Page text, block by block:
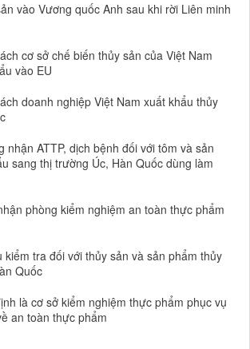
vào Vương quốc Anh sau khi rời Liên minh
cơ sở chế biến thủy sản của Việt Nam
vào EU
doanh nghiệp Việt Nam xuất khẩu thủy
nhận ATTP, dịch bệnh đối với tôm và sản
sang thị trường Úc, Hàn Quốc dùng làm
phòng kiểm nghiệm an toàn thực phẩm
kiểm tra đối với thủy sản và sản phẩm thủy
Quốc
là cơ sở kiểm nghiệm thực phẩm phục vụ
an toàn thực phẩm